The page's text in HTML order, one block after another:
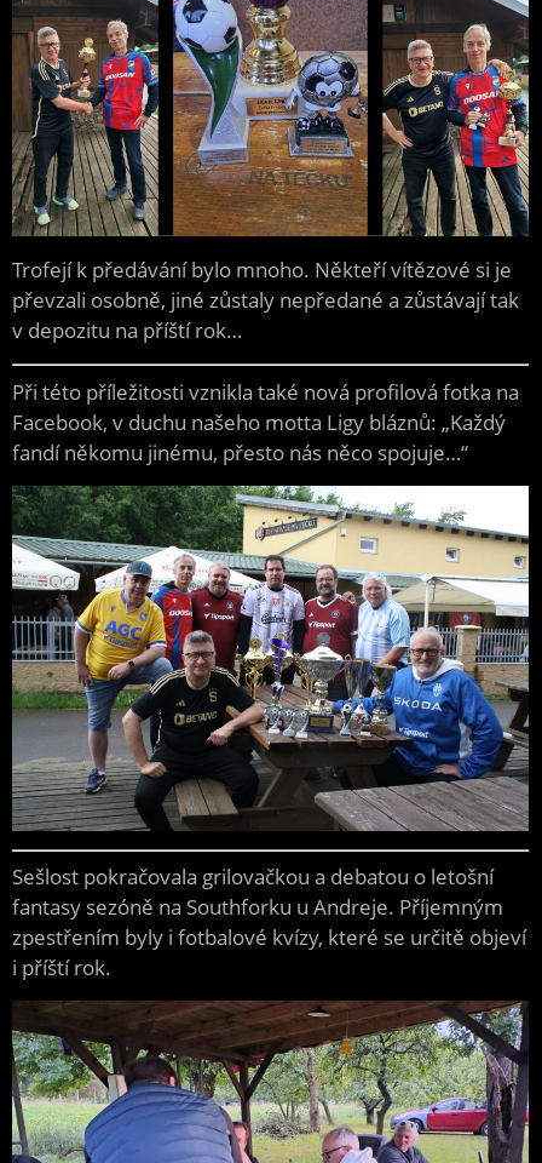
Trofejí k předávání bylo mnoho. Někteří vítězové si je
převzali osobně, jiné zůstaly nepředané a zůstávají tak
v depozitu na příští rok…
Při této příležitosti vznikla také nová profilová fotka na
Facebook, v duchu našeho motta Ligy bláznů: „Každý
fandí někomu jinému, přesto nás něco spojuje…“
Sešlost pokračovala grilovačkou a debatou o letošní
fantasy sezóně na Southforku u Andreje. Příjemným
zpestřením byly i fotbalové kvízy, které se určitě objeví
i příští rok.